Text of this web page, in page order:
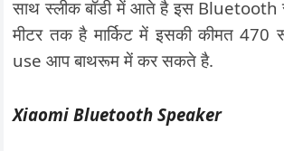
साथ स्लीक बॉडी में आते है इस Bluetooth
मीटर तक है मार्किट में इसकी कीमत 470
use आप बाथरूम में कर सकते है.
Xiaomi Bluetooth Speaker